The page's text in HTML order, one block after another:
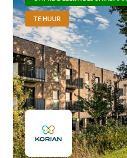
TE HUUR